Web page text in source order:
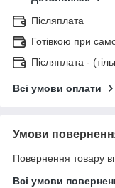
Післяплата
Готівкою при
Післяплата -
Всі умови оплати
Умови
Повернення товару
Всі умови